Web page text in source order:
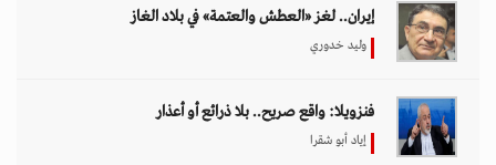
إيران.. لغز «العطش والعتمة» في بلاد الغاز
وليد خدوري
فنزويلا: واقع صريح.. بلا ذرائع أو أعذار
إياد أبو شقرا